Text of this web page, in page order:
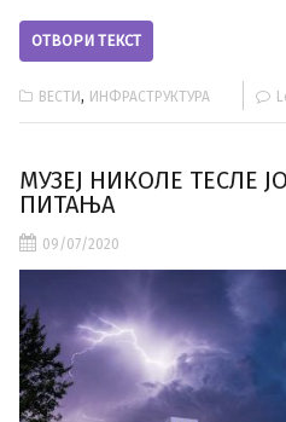
ОТВОРИ ТЕКСТ
ВЕСТИ, ИНФРАСТРУКТУРА
МУЗЕЈ НИКОЛЕ ТЕСЛЕ
ПИТАЊА
09/07/2020